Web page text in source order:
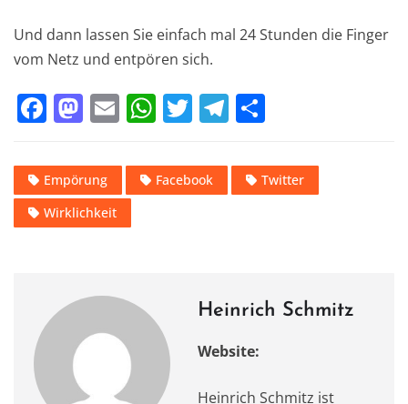
Und dann lassen Sie einfach mal 24 Stunden die Finger
vom Netz und entpören sich.
F
c
e
b
k
M
st
o
d
E
ai
l
W
at
s
T
it
te
T
e
gr
le
n
Empörung Facebook
Twitter
Wirklichkeit
Heinrich Schmitz
Website:
Heinrich Schmitz ist